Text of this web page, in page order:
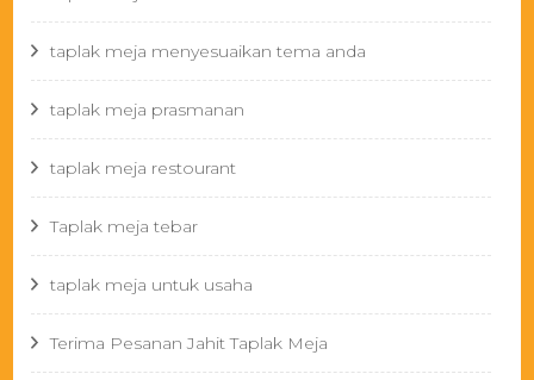
taplak meja menyesuaikan tema anda
taplak meja prasmanan
taplak meja restourant
Taplak meja tebar
taplak meja untuk usaha
Terima Pesanan Jahit Taplak Meja